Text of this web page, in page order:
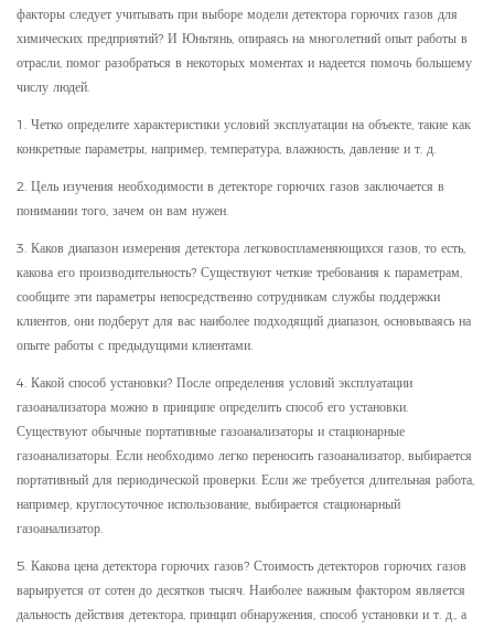
факторы следует учитывать при выборе модели детектора горючих газов для
химических предприятий? И Юньтянь, опираясь на многолетний опыт работы в
отрасли, помог разобраться в некоторых моментах и ​​надеется помочь большему
числу людей.
1. Четко определите характеристики условий эксплуатации на объекте, такие как
конкретные параметры, например, температура, влажность, давление и т. д.
2. Цель изучения необходимости в детекторе горючих газов заключается в
понимании того, зачем он вам нужен.
3. Каков диапазон измерения детектора легковоспламеняющихся газов, то есть,
какова его производительность? Существуют четкие требования к параметрам,
сообщите эти параметры непосредственно сотрудникам службы поддержки
клиентов, они подберут для вас наиболее подходящий диапазон, основываясь на
опыте работы с предыдущими клиентами.
4. Какой способ установки? После определения условий эксплуатации
газоанализатора можно в принципе определить способ его установки.
Существуют обычные портативные газоанализаторы и стационарные
газоанализаторы. Если необходимо легко переносить газоанализатор, выбирается
портативный для периодической проверки. Если же требуется длительная работа,
например, круглосуточное использование, выбирается стационарный
газоанализатор.
5. Какова цена детектора горючих газов? Стоимость детекторов горючих газов
варьируется от сотен до десятков тысяч. Наиболее важным фактором является
дальность действия детектора, принцип обнаружения, способ установки и т. д., а